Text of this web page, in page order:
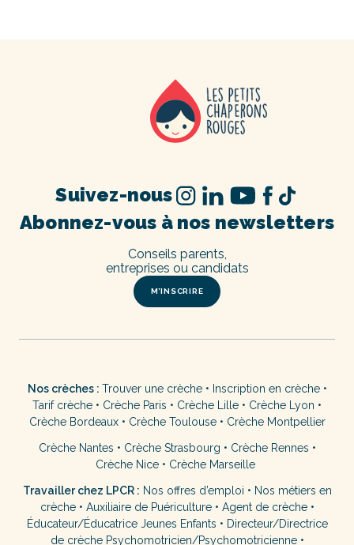
Abonnez-vous à nos newsletters
M’INSCRIRE
Conseils parents,
entreprises ou candidats
Suivez-nous
Nos crèches : Trouver une crèche• Inscription en crèche•
Tarif crèche • Crèche Paris • Crèche Lille • Crèche Lyon •
Crèche Bordeaux• Crèche Toulouse• Crèche Montpellier
Crèche Nantes • Crèche Strasbourg • Crèche Rennes •
Crèche Nice • Crèche Marseille
Travailler chez LPCR : Nos offres d’emploi • Nos métiers en
crèche• Auxiliaire de Puériculture• Agent de crèche•
Éducateur/Éducatrice Jeunes Enfants • Directeur/Directrice
de crèche Psychomotricien/Psychomotricienne•